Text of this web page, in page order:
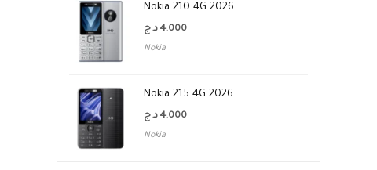
Nokia 210 4G 2026
4,000 د.ج
Nokia
Nokia 215 4G 2026
4,000 د.ج
Nokia